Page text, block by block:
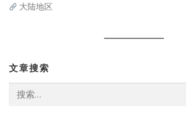
大陆地区
文章搜索
索：